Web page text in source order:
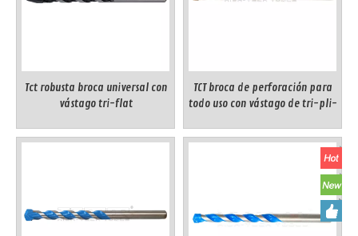
Tct robusta broca universal con
vástago tri-flat
TCT broca de perforación para
todo uso con vástago de tri-pli-